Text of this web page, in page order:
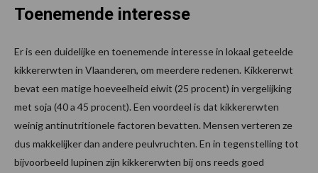
Toenemende interesse
Er is een duidelijke en toenemende interesse in lokaal geteelde
kikkererwten in Vlaanderen, om meerdere redenen. Kikkererwt
bevat een matige hoeveelheid eiwit (25 procent) in vergelijking
met soja (40 a 45 procent). Een voordeel is dat kikkererwten
weinig antinutritionele factoren bevatten. Mensen verteren ze
dus makkelijker dan andere peulvruchten. En in tegenstelling tot
bijvoorbeeld lupinen zijn kikkererwten bij ons reeds goed